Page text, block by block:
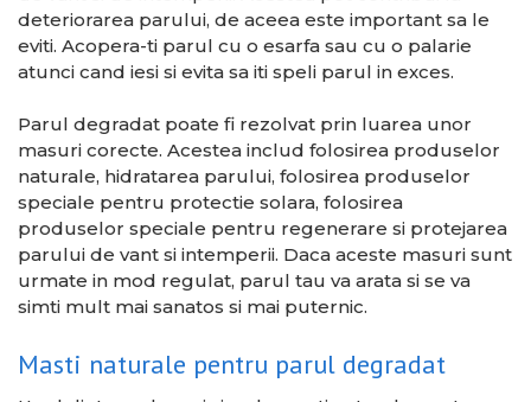
deteriorarea parului, de aceea este important sa le
eviti. Acopera-ti parul cu o esarfa sau cu o palarie
atunci cand iesi si evita sa iti speli parul in exces.
Parul degradat poate fi rezolvat prin luarea unor
masuri corecte. Acestea includ folosirea produselor
naturale, hidratarea parului, folosirea produselor
speciale pentru protectie solara, folosirea
produselor speciale pentru regenerare si protejarea
parului de vant si intemperii. Daca aceste masuri sunt
urmate in mod regulat, parul tau va arata si se va
simti mult mai sanatos si mai puternic.
Masti naturale pentru parul degradat